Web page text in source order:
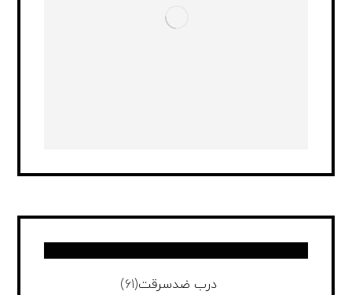
درب ضدسرقت(61)